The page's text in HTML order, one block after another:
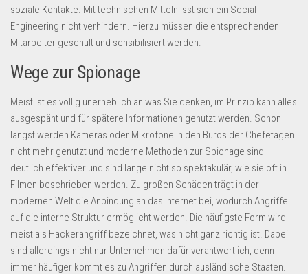
Kostenlos verkaufen
Anmelden
Newsletter
soziale Kontakte. Mit technischen Mitteln lsst sich ein Social
Engineering nicht verhindern. Hierzu müssen die entsprechenden
Mitarbeiter geschult und sensibilisiert werden.
Wege zur Spionage
Meist ist es völlig unerheblich an was Sie denken, im Prinzip kann alles
ausgespäht und für spätere Informationen genutzt werden. Schon
längst werden Kameras oder Mikrofone in den Büros der Chefetagen
nicht mehr genutzt und moderne Methoden zur Spionage sind
deutlich effektiver und sind lange nicht so spektakulär, wie sie oft in
Filmen beschrieben werden. Zu großen Schäden trägt in der
modernen Welt die Anbindung an das Internet bei, wodurch Angriffe
auf die interne Struktur ermöglicht werden. Die häufigste Form wird
meist als Hackerangriff bezeichnet, was nicht ganz richtig ist. Dabei
sind allerdings nicht nur Unternehmen dafür verantwortlich, denn
immer häufiger kommt es zu Angriffen durch ausländische Staaten.